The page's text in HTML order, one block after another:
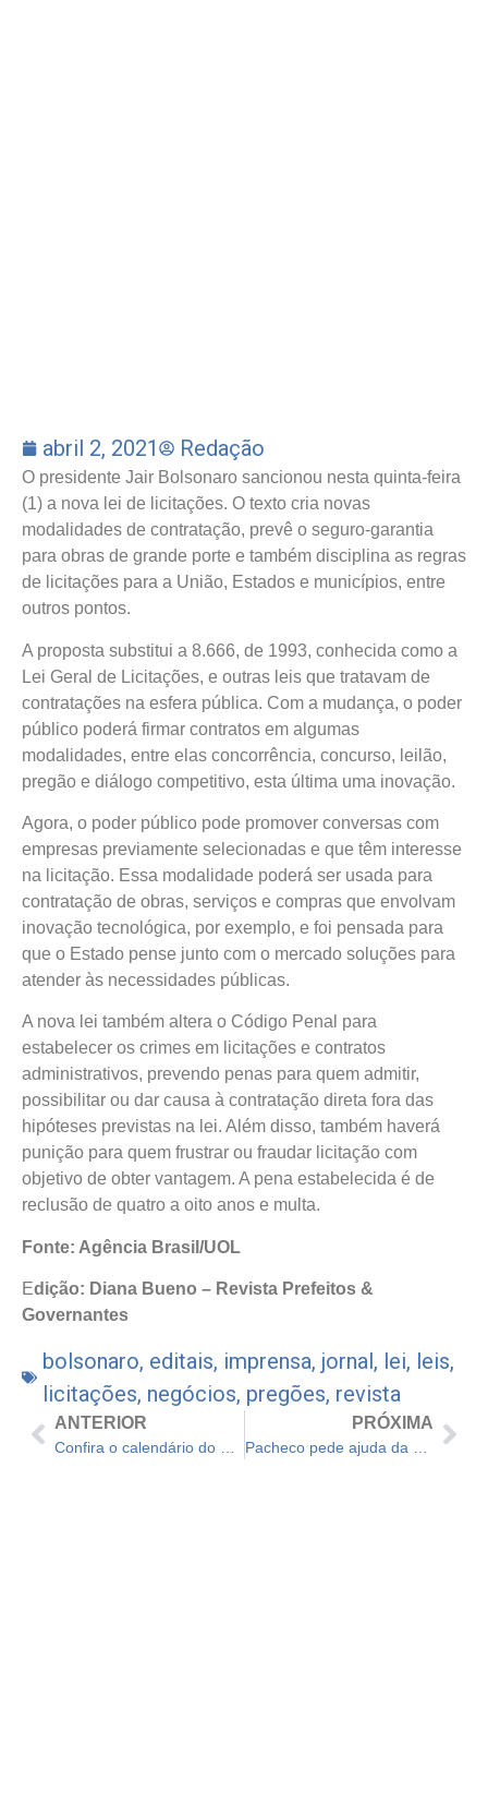
abril 2, 2021 Redação
O presidente Jair Bolsonaro sancionou nesta quinta-feira
(1) a nova lei de licitações. O texto cria novas
modalidades de contratação, prevê o seguro-garantia
para obras de grande porte e também disciplina as regras
de licitações para a União, Estados e municípios, entre
outros pontos.
A proposta substitui a 8.666, de 1993, conhecida como a
Lei Geral de Licitações, e outras leis que tratavam de
contratações na esfera pública. Com a mudança, o poder
público poderá firmar contratos em algumas
modalidades, entre elas concorrência, concurso, leilão,
pregão e diálogo competitivo, esta última uma inovação.
Agora, o poder público pode promover conversas com
empresas previamente selecionadas e que têm interesse
na licitação. Essa modalidade poderá ser usada para
contratação de obras, serviços e compras que envolvam
inovação tecnológica, por exemplo, e foi pensada para
que o Estado pense junto com o mercado soluções para
atender às necessidades públicas.
A nova lei também altera o Código Penal para
estabelecer os crimes em licitações e contratos
administrativos, prevendo penas para quem admitir,
possibilitar ou dar causa à contratação direta fora das
hipóteses previstas na lei. Além disso, também haverá
punição para quem frustrar ou fraudar licitação com
objetivo de obter vantagem. A pena estabelecida é de
reclusão de quatro a oito anos e multa.
Fonte: Agência Brasil/UOL
Edição: Diana Bueno – Revista Prefeitos &
Governantes
bolsonaro, editais, imprensa, jornal, lei, leis,
licitações, negócios, pregões, revista
ANTERIOR PRÓXIMA